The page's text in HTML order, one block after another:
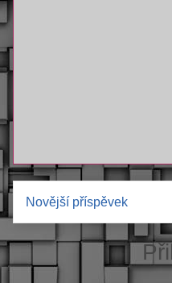
Novější příspěvek